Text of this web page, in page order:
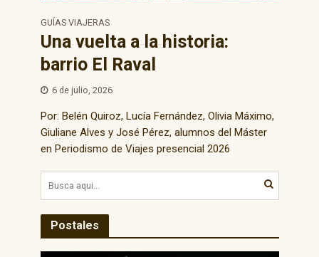
GUÍAS VIAJERAS
Una vuelta a la historia:
barrio El Raval
6 de julio, 2026
Por: Belén Quiroz, Lucía Fernández, Olivia Máximo,
Giuliane Alves y José Pérez, alumnos del Máster
en Periodismo de Viajes presencial 2026
Postales